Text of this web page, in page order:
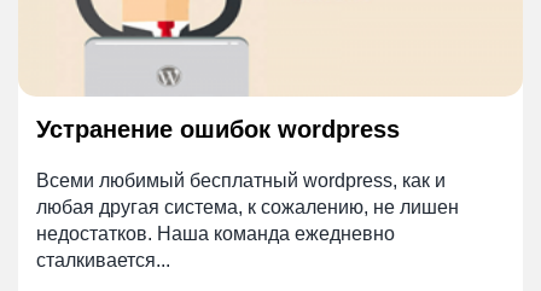
Устранение ошибок wordpress
Всеми любимый бесплатный wordpress, как и
любая другая система, к сожалению, не лишен
недостатков. Наша команда ежедневно
сталкивается...